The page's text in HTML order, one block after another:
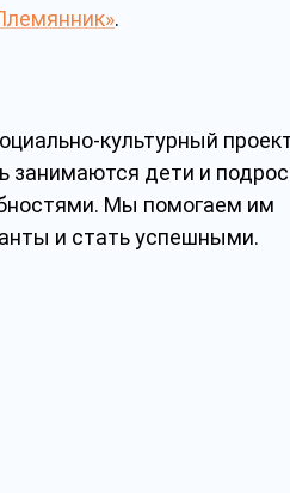
.
культурный
занимаются дети и
Мы помогаем им
и стать успешными.